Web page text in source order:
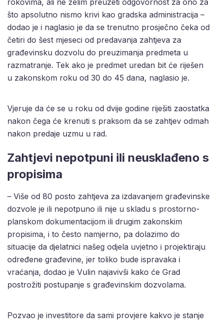
što apsolutno nismo krivi kao gradska administracija –
dodao je i naglasio je da se trenutno prosječno čeka od
četiri do šest mjeseci od predavanja zahtjeva za
građevinsku dozvolu do preuzimanja predmeta u
razmatranje. Tek ako je predmet uredan bit će riješen
u zakonskom roku od 30 do 45 dana, naglasio je.
Vjeruje da će se u roku od dvije godine riješiti zaostatka
nakon čega će krenuti s praksom da se zahtjev odmah
nakon predaje uzmu u rad.
Zahtjevi nepotpuni ili neusklađeno s
propisima
– Više od 80 posto zahtjeva za izdavanjem građevinske
dozvole je ili nepotpuno ili nije u skladu s prostorno-
planskom dokumentacijom ili drugim zakonskim
propisima, i to često namjerno, pa dolazimo do
situacije da djelatnici našeg odjela uvjetno i projektiraju
određene građevine, jer toliko bude ispravaka i
vraćanja, dodao je Vulin najavivši kako će Grad
postrožiti postupanje s građevinskim dozvolama.
Pozvao je investitore da sami provjere kakvo je stanje